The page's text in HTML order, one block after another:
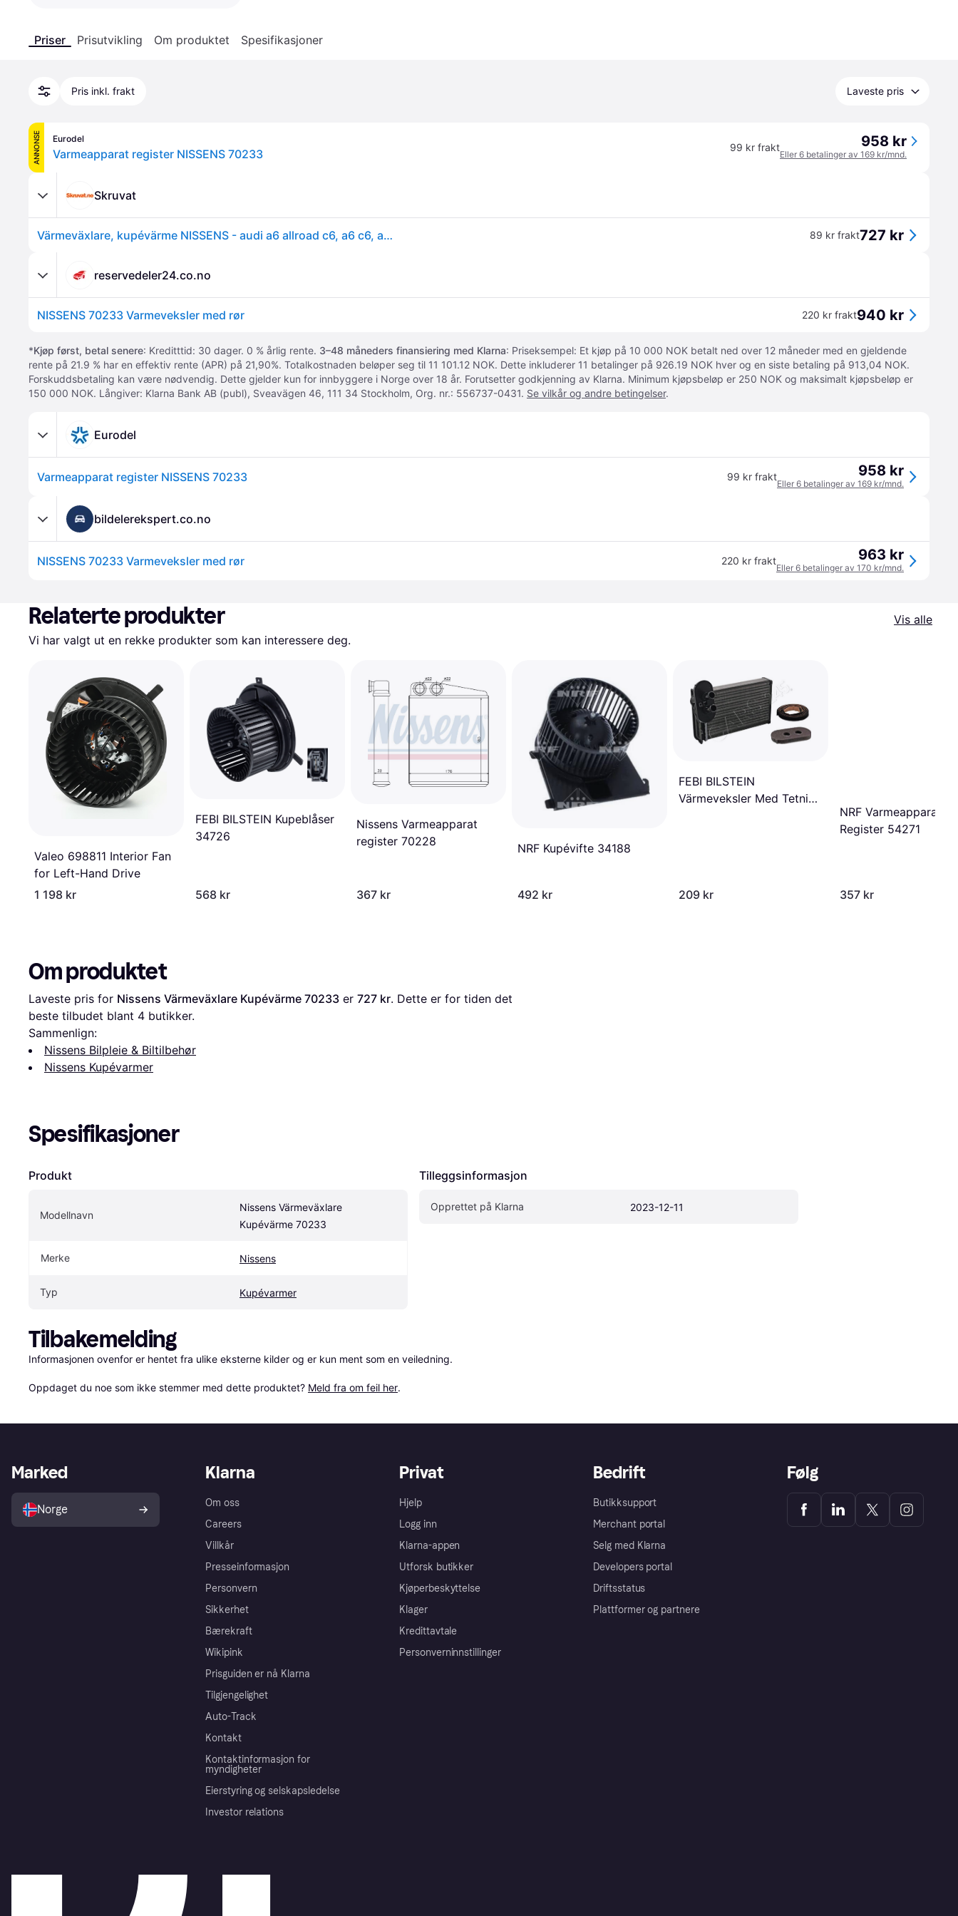
Priser Prisutvikling Om produktet Spesifikasjoner
Pris inkl. frakt Laveste pris
ANNONSE Eurodel
Varmeapparat register NISSENS 70233 99 kr frakt 958 kr
Eller 6 betalinger av 169 kr/mnd.
Skruvat
Värmeväxlare, kupévärme NISSENS - audi a6 allroad c6, a6 c6, a6 c6 avant - OE 420820037A, 4F0.820.031 A, 4F0.820.031 C 89 kr frakt727 kr
reservedeler24.co.no
NISSENS 70233 Varmeveksler med rør 220 kr frakt940 kr
*Kjøp først, betal senere: Kreditttid: 30 dager. 0 % årlig rente. 3–48 måneders finansiering med Klarna: Priseksempel: Et kjøp på 10 000 NOK betalt ned over 12 måneder med en gjeldende
rente på 21.9 % har en effektiv rente (APR) på 21,90%. Totalkostnaden beløper seg til 11 101.12 NOK. Dette inkluderer 11 betalinger på 926.19 NOK hver og en siste betaling på 913,04 NOK.
Forskuddsbetaling kan være nødvendig. Dette gjelder kun for innbyggere i Norge over 18 år. Forutsetter godkjenning av Klarna. Minimum kjøpsbeløp er 250 NOK og maksimalt kjøpsbeløp er
150 000 NOK. Långiver: Klarna Bank AB (publ), Sveavägen 46, 111 34 Stockholm, Org. nr.: 556737-0431. Se vilkår og andre betingelser.
Eurodel
Varmeapparat register NISSENS 70233 99 kr frakt 958 kr
Eller 6 betalinger av 169 kr/mnd.
bildelerekspert.co.no
NISSENS 70233 Varmeveksler med rør 220 kr frakt 963 kr
Eller 6 betalinger av 170 kr/mnd.
Relaterte produkter
Vis alle
Vi har valgt ut en rekke produkter som kan interessere deg.
Valeo 698811 Interior Fan
for Left-Hand Drive
1 198 kr
FEBI BILSTEIN Kupeblåser
34726
568 kr
Nissens Varmeapparat
register 70228
367 kr
NRF Kupévifte 34188
492 kr
FEBI BILSTEIN
Värmeveksler Med Tetning
209 kr
NRF Varmeapparat
Register 54271
357 kr
Om produktet
Laveste pris for Nissens Värmeväxlare Kupévärme 70233 er 727 kr. Dette er for tiden det
beste tilbudet blant 4 butikker.
Sammenlign:
Nissens Bilpleie & Biltilbehør
Nissens Kupévarmer
Spesifikasjoner
Produkt
Modellnavn
Nissens Värmeväxlare
Kupévärme 70233
Merke Nissens
Typ Kupévarmer
Tilleggsinformasjon
Opprettet på Klarna 2023-12-11
Tilbakemelding
Informasjonen ovenfor er hentet fra ulike eksterne kilder og er kun ment som en veiledning.
Oppdaget du noe som ikke stemmer med dette produktet? Meld fra om feil her.
Klarna
Om oss
Careers
Villkår
Presseinformasjon
Personvern
Sikkerhet
Bærekraft
Wikipink
Prisguiden er nå Klarna
Tilgjengelighet
Auto-Track
Kontakt
Kontaktinformasjon for
myndigheter
Eierstyring og selskapsledelse
Investor relations
Privat
Hjelp
Logg inn
Klarna-appen
Utforsk butikker
Kjøperbeskyttelse
Klager
Kredittavtale
Personverninnstillinger
Bedrift
Butikksupport
Merchant portal
Selg med Klarna
Developers portal
Driftsstatus
Plattformer og partnere
Marked
Norge
Følg